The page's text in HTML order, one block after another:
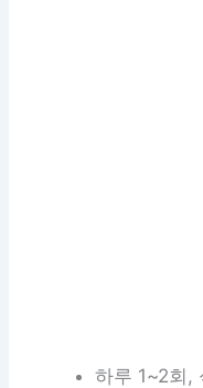
하루 1~2회,